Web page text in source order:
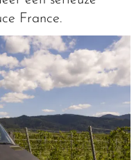
France.